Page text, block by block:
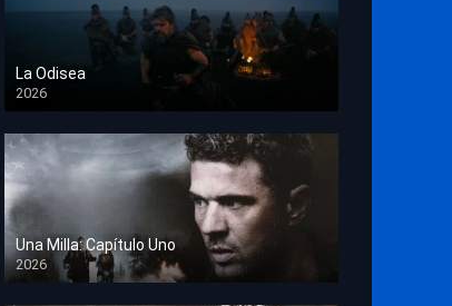
La Odisea
2026
TS Screener
Una Milla: Capítulo Uno
2026
HD 1080p